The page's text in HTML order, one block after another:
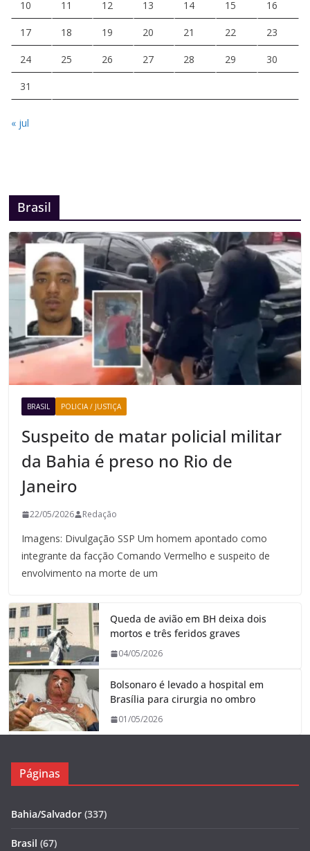
10 11 12 13 14 15 16
17 18 19 20 21 22 23
24 25 26 27 28 29 30
31
« jul
Brasil
BRASIL POLICIA / JUSTIÇA
Suspeito de matar policial militar
da Bahia é preso no Rio de
Janeiro
22/05/2026 Redação
Imagens: Divulgação SSP Um homem apontado como
integrante da facção Comando Vermelho e suspeito de
envolvimento na morte de um
Queda de avião em BH deixa dois
mortos e três feridos graves
04/05/2026
Bolsonaro é levado a hospital em
Brasília para cirurgia no ombro
01/05/2026
Páginas
Bahia/Salvador (337)
Brasil (67)